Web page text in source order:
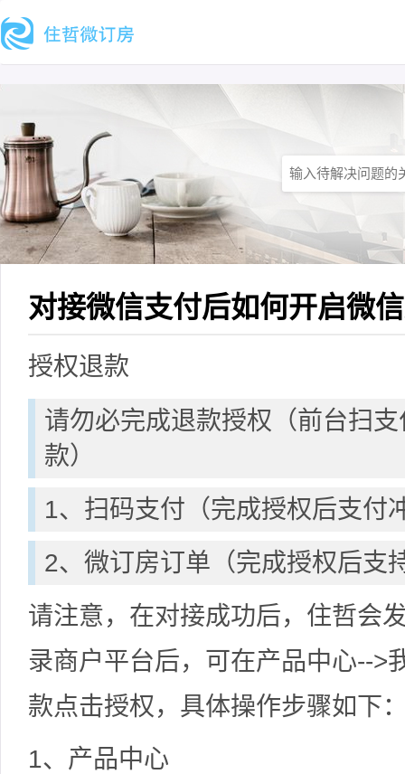
对接微信支付后如何开启微
授权退款
请勿必完成退款授权（前台扫
款）
1、扫码支付（完成授权后支付
2、微订房订单（完成授权后支
请注意，在对接成功后，住哲会
录商户平台后，可在产品中心-->
款点击授权，具体操作步骤如下
1、产品中心